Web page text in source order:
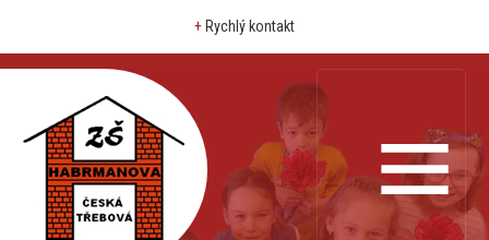
+ Rychlý kontakt